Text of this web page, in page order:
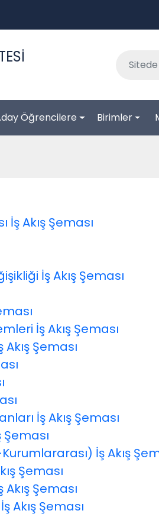
Öğrencilere Birimler
Akış Şeması
İş Akış Şeması
İş Akış Şeması
Şeması
İş Akış Şeması
Şeması
İş Akış
Şeması
Şeması
Akış Şeması